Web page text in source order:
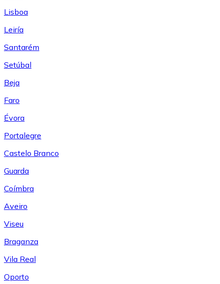
Lisboa
Leiría
Santarém
Setúbal
Beja
Faro
Évora
Portalegre
Castelo Branco
Guarda
Coímbra
Aveiro
Viseu
Braganza
Vila Real
Oporto